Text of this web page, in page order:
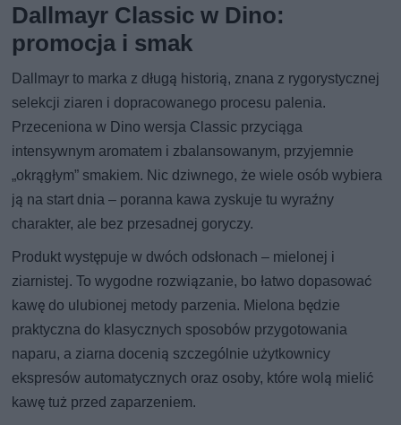
Dallmayr Classic w Dino:
promocja i smak
Dallmayr to marka z długą historią, znana z rygorystycznej
selekcji ziaren i dopracowanego procesu palenia.
Przeceniona w Dino wersja Classic przyciąga
intensywnym aromatem i zbalansowanym, przyjemnie
„okrągłym” smakiem. Nic dziwnego, że wiele osób wybiera
ją na start dnia – poranna kawa zyskuje tu wyraźny
charakter, ale bez przesadnej goryczy.
Produkt występuje w dwóch odsłonach – mielonej i
ziarnistej. To wygodne rozwiązanie, bo łatwo dopasować
kawę do ulubionej metody parzenia. Mielona będzie
praktyczna do klasycznych sposobów przygotowania
naparu, a ziarna docenią szczególnie użytkownicy
ekspresów automatycznych oraz osoby, które wolą mielić
kawę tuż przed zaparzeniem.